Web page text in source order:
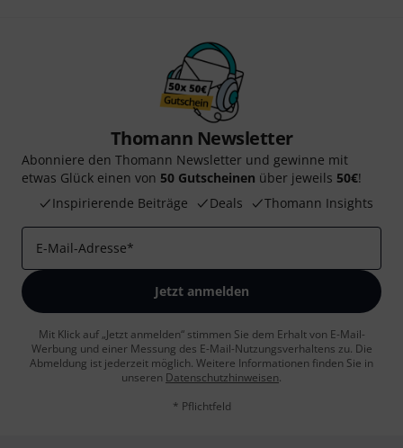
Thomann Newsletter
Abonniere den Thomann Newsletter und gewinne mit
etwas Glück einen von 50 Gutscheinen über jeweils 50€!
Inspirierende Beiträge
Deals Thomann Insights
E-Mail-Adresse*
Jetzt anmelden
Mit Klick auf „Jetzt anmelden“ stimmen Sie dem Erhalt von E-Mail-
Werbung und einer Messung des E-Mail-Nutzungsverhaltens zu. Die
Abmeldung ist jederzeit möglich. Weitere Informationen finden Sie in
unseren Datenschutzhinweisen.
* Pflichtfeld